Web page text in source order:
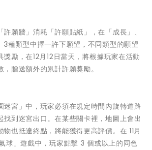
願牆」消耗「許願貼紙」，在「成長」、
3種類型中擇一許下願望，不同類型的願望
勵，在12月12日當天，將根據玩家在活動
贈送額外的累計許願獎勵。
迷宮」中，玩家必須在規定時間內旋轉道路
找到迷宮出口。在某些關卡裡，地圖上會出
也抵達終點，將能獲得更高評價。在 11月
球」遊戲中，玩家點擊 3 個或以上的同色